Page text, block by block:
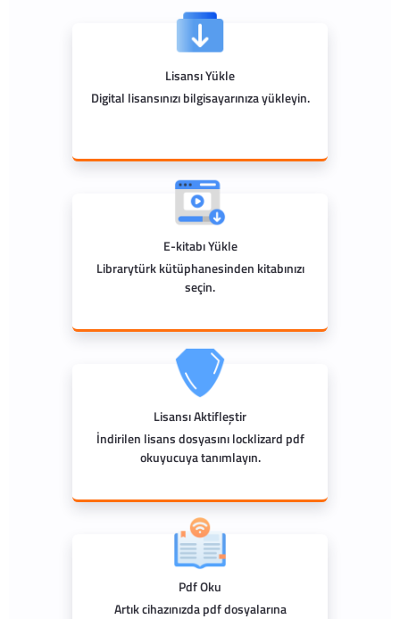
Lisansı Yükle
Digital lisansınızı bilgisayarınıza yükleyin.
E-kitabı Yükle
Librarytürk kütüphanesinden kitabınızı
seçin.
Lisansı Aktifleştir
İndirilen lisans dosyasını locklizard pdf
okuyucuya tanımlayın.
Pdf Oku
Artık cihazınızda pdf dosyalarına